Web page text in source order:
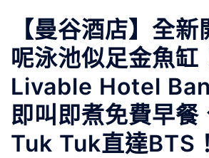
【曼谷酒店】全
呢泳池似足金魚缸
Livable Hotel
即叫即煮免費早餐
Tuk Tuk直達BTS！